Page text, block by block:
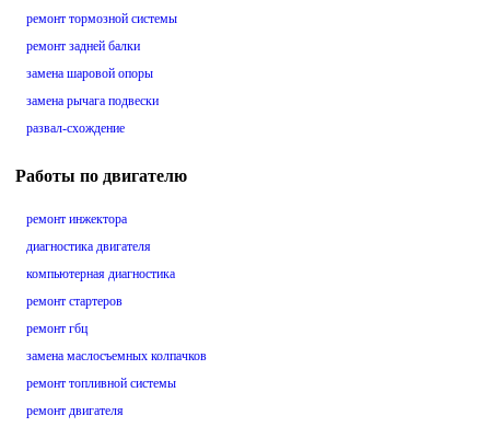
ремонт тормозной системы
ремонт задней балки
замена шаровой опоры
замена рычага подвески
развал-схождение
Работы по двигателю
ремонт инжектора
диагностика двигателя
компьютерная диагностика
ремонт стартеров
ремонт гбц
замена маслосъемных колпачков
ремонт топливной системы
ремонт двигателя